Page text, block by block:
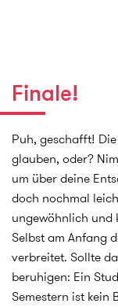
Finale!
Puh, geschafft!
glauben, oder?
um über deine
doch nochmal
ungewöhnlich und
Selbst am Anfang
verbreitet. Sollte
beruhigen: Ein
Semestern ist kein